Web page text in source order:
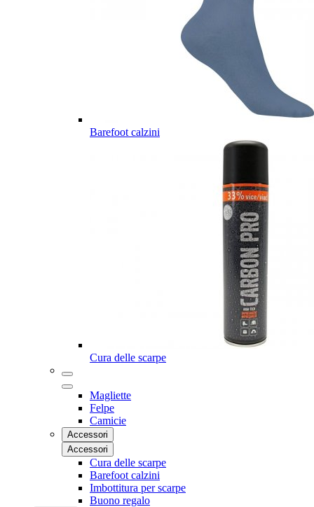
Barefoot calzini
Cura delle scarpe
Magliette
Felpe
Camicie
Accessori
Accessori
Cura delle scarpe
Barefoot calzini
Imbottitura per scarpe
Buono regalo